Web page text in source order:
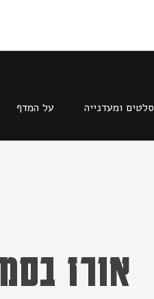
סלטים ומעדנייה על המדף
אורז